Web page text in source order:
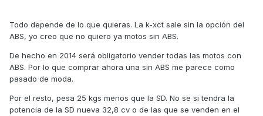
Todo depende de lo que quieras. La k-xct sale sin la opción del
ABS, yo creo que no quiero ya motos sin ABS.
De hecho en 2014 será obligatorio vender todas las motos con
ABS. Por lo que comprar ahora una sin ABS me parece como
pasado de moda.
Por el resto, pesa 25 kgs menos que la SD. No se si tendra la
potencia de la SD nueva 32,8 cv o de las que se venden en el